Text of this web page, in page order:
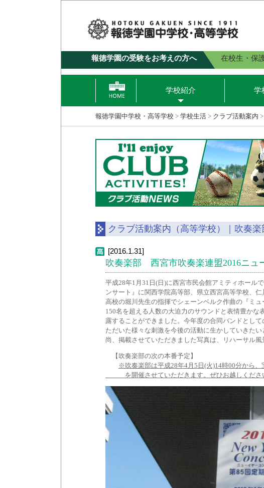
報徳学園の受験をお考えの方へ 在校生・保
学校紹介 学
報徳学園中学校・高等学校 > 学校生活 > クラブ活動案内 >
クラブ活動案内（高等学校）｜吹奏楽
[2016.1.31]
吹奏楽部 西宮市吹奏楽連盟2016ニュ
平成28年1月31日(日)に西宮市民会館アミティホール
ンサート』に関西学院高等部、県立西宮高等学校、
高校の堀川先生の指揮でシェーンベルク作曲の『ミ
150名を超える人数の大迫力のサウンドと表情豊か
露することができました。今年度の合同バンドとし
ただいた様々な刺激を今後の活動に生かしていきたい
尚、掲載させていただきました写真は、リハーサル風
【吹奏楽部の次の本番予定】
※吹奏楽部は平成28年4月5日(火)14時00分から
を開催させていただきます。ぜひお越しくださ